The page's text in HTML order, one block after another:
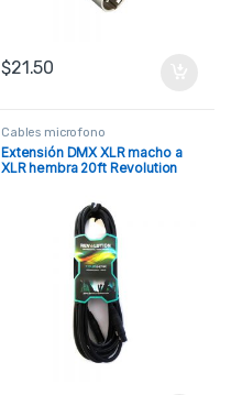
$21.50
Cables microfono
Extensión DMX XLR macho a
XLR hembra 20ft Revolution